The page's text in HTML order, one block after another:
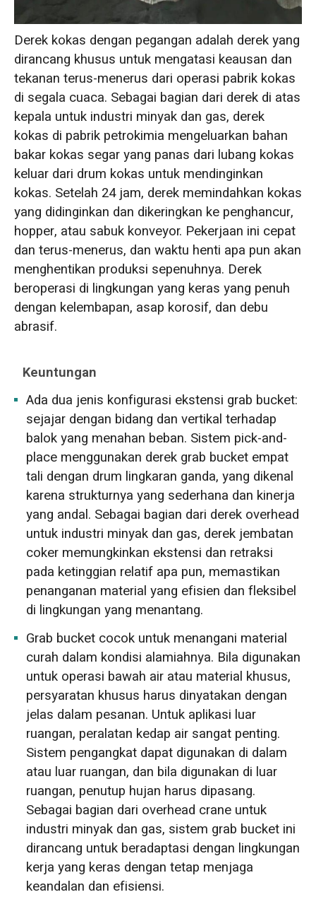
Derek kokas dengan pegangan adalah derek yang
dirancang khusus untuk mengatasi keausan dan
tekanan terus-menerus dari operasi pabrik kokas
di segala cuaca. Sebagai bagian dari derek di atas
kepala untuk industri minyak dan gas, derek
kokas di pabrik petrokimia mengeluarkan bahan
bakar kokas segar yang panas dari lubang kokas
keluar dari drum kokas untuk mendinginkan
kokas. Setelah 24 jam, derek memindahkan kokas
yang didinginkan dan dikeringkan ke penghancur,
hopper, atau sabuk konveyor. Pekerjaan ini cepat
dan terus-menerus, dan waktu henti apa pun akan
menghentikan produksi sepenuhnya. Derek
beroperasi di lingkungan yang keras yang penuh
dengan kelembapan, asap korosif, dan debu
abrasif.
Keuntungan
Ada dua jenis konfigurasi ekstensi grab bucket:
sejajar dengan bidang dan vertikal terhadap
balok yang menahan beban. Sistem pick-and-
place menggunakan derek grab bucket empat
tali dengan drum lingkaran ganda, yang dikenal
karena strukturnya yang sederhana dan kinerja
yang andal. Sebagai bagian dari derek overhead
untuk industri minyak dan gas, derek jembatan
coker memungkinkan ekstensi dan retraksi
pada ketinggian relatif apa pun, memastikan
penanganan material yang efisien dan fleksibel
di lingkungan yang menantang.
Grab bucket cocok untuk menangani material
curah dalam kondisi alamiahnya. Bila digunakan
untuk operasi bawah air atau material khusus,
persyaratan khusus harus dinyatakan dengan
jelas dalam pesanan. Untuk aplikasi luar
ruangan, peralatan kedap air sangat penting.
Sistem pengangkat dapat digunakan di dalam
atau luar ruangan, dan bila digunakan di luar
ruangan, penutup hujan harus dipasang.
Sebagai bagian dari overhead crane untuk
industri minyak dan gas, sistem grab bucket ini
dirancang untuk beradaptasi dengan lingkungan
kerja yang keras dengan tetap menjaga
keandalan dan efisiensi.